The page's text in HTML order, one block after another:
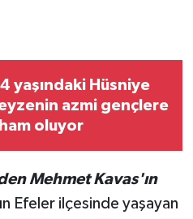
yaşındaki Hüsniye
azmi gençlere
oluyor
Mehmet Kavas'ın
Efeler ilçesinde yaşayan